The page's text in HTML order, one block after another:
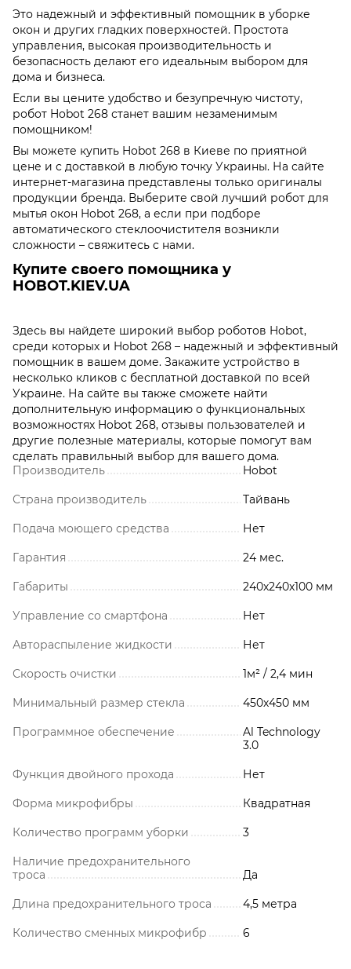
Это надежный и эффективный помощник в уборке
окон и других гладких поверхностей. Простота
управления, высокая производительность и
безопасность делают его идеальным выбором для
дома и бизнеса.
Если вы цените удобство и безупречную чистоту,
робот Hobot 268 станет вашим незаменимым
помощником!
Вы можете купить Hobot 268 в Киеве по приятной
цене и с доставкой в любую точку Украины. На сайте
интернет-магазина представлены только оригиналы
продукции бренда. Выберите свой лучший робот для
мытья окон Hobot 268, а если при подборе
автоматического стеклоочистителя возникли
сложности – свяжитесь с нами.
Купите своего помощника у
HOBOT.KIEV.UA
Здесь вы найдете широкий выбор роботов Hobot,
среди которых и Hobot 268 – надежный и эффективный
помощник в вашем доме. Закажите устройство в
несколько кликов с бесплатной доставкой по всей
Украине. На сайте вы также сможете найти
дополнительную информацию о функциональных
возможностях Hobot 268, отзывы пользователей и
другие полезные материалы, которые помогут вам
сделать правильный выбор для вашего дома.
Производитель
Hobot
Страна производитель Тайвань
Подача моющего средства Нет
Гарантия 24 мес.
Габариты 240х240х100 мм
Управление со смартфона Нет
Автораспыление жидкости Нет
Скорость очистки 1м² / 2,4 мин
Минимальный размер стекла 450х450 мм
Программное обеспечение
Al Technology
3.0
Функция двойного прохода Нет
Форма микрофибры Квадратная
Количество программ уборки 3
Наличие предохранительного
троса
Да
Длина предохранительного троса 4,5 метра
Количество сменных микрофибр 6